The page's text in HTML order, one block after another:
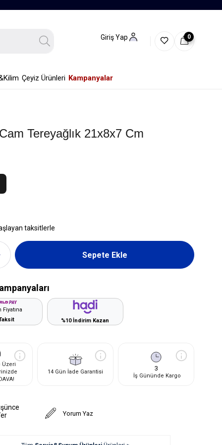
Giriş Yap 0
Çeyiz Ürünleri Kampanyalar
Tereyağlık 21x8x7 Cm
taksitlerle
Fiyatına
%10 İndirim Kazan
Üzeri
14 Gün İade Garantisi 3
İş Gününde Kargo
Yorum Yaz